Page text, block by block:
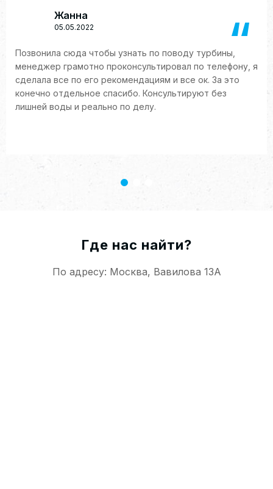
Жанна
05.05.2022
Позвонила сюда чтобы узнать по поводу турбины,
менеджер грамотно проконсультировал по телефону, я
сделала все по его рекомендациям и все ок. За это
конечно отдельное спасибо. Консультируют без
лишней воды и реально по делу.
Где нас найти?
По адресу: Москва, Вавилова 13А